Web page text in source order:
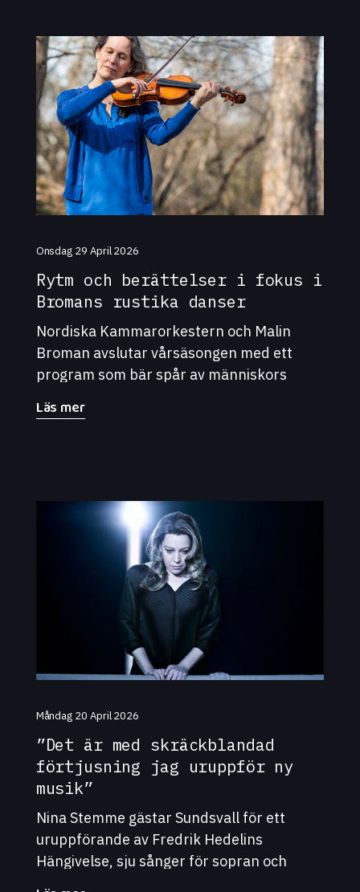
Onsdag 29 April 2026
Rytm och berättelser i fokus i
Bromans rustika danser
Nordiska Kammarorkestern och Malin
Broman avslutar vårsäsongen med ett
program som bär spår av människors
ringdanser. - Musik utan ord kan ändå säga
Läs mer
Måndag 20 April 2026
”Det är med skräckblandad
förtjusning jag uruppför ny
musik”
Nina Stemme gästar Sundsvall för ett
uruppförande av Fredrik Hedelins
Hängivelse, sju sånger för sopran och